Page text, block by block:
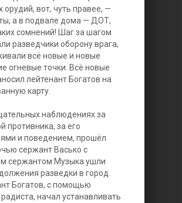
орудий, вот, чуть правее, —
а в подвале дома — ДОТ,
сомнений! Шаг за шагом
разведчики оборону врага,
всё новые и новые
огневые точки. Всё новые
лейтенант Богатов на
карту.
наблюдениях за
противника, за его
и поведением, прошёл
сержант Васько с
сержантом Музыка ушли
разведки в город.
Богатов, с помощью
начал устанавливать